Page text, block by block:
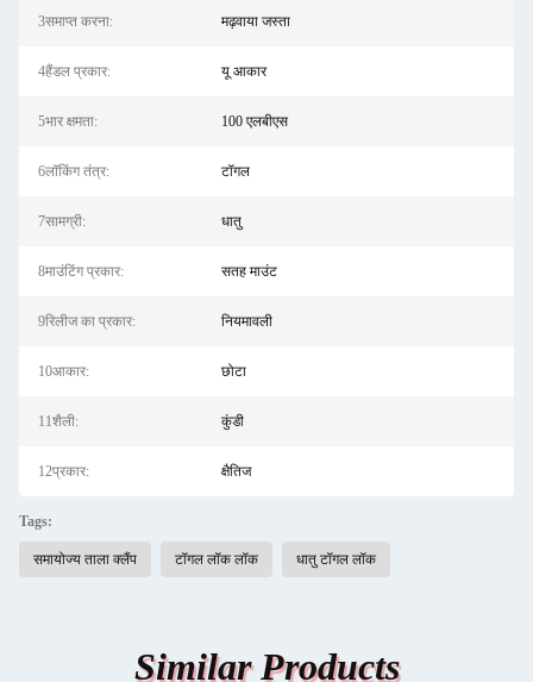
3समाप्त करना: मढ़वाया जस्ता
4हैंडल प्रकार: यू आकार
5भार क्षमता: 100 एलबीएस
6लॉकिंग तंत्र: टॉगल
7सामग्री: धातु
8माउंटिंग प्रकार: सतह माउंट
9रिलीज का प्रकार: नियमावली
10आकार: छोटा
11शैली: कुंडी
12प्रकार: क्षैतिज
Tags:
समायोज्य ताला क्लैंप टॉगल लॉक लॉक धातु टॉगल लॉक
Similar Products